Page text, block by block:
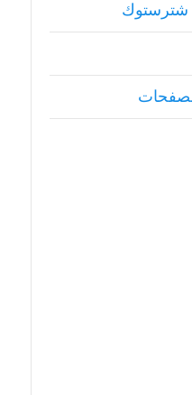
شترستوك